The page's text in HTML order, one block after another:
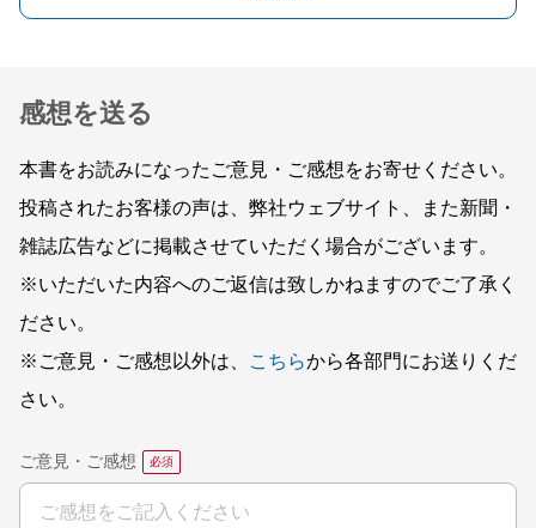
感想を送る
本書をお読みになったご意見・ご感想をお寄せください。
投稿されたお客様の声は、弊社ウェブサイト、また新聞・
雑誌広告などに掲載させていただく場合がございます。
※いただいた内容へのご返信は致しかねますのでご了承く
ださい。
※ご意見・ご感想以外は、
こちらから各部門にお送りくだ
さい。
ご意見・ご感想